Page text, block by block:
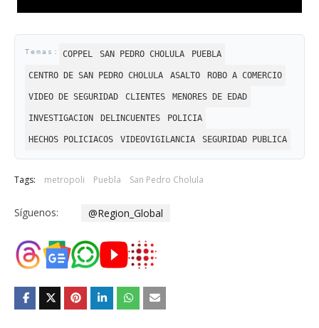
COPPEL SAN PEDRO CHOLULA PUEBLA
CENTRO DE SAN PEDRO CHOLULA ASALTO ROBO A COMERCIO
VIDEO DE SEGURIDAD CLIENTES MENORES DE EDAD
INVESTIGACION DELINCUENTES POLICIA
HECHOS POLICIACOS VIDEOVIGILANCIA SEGURIDAD PUBLICA
Tags: metropoli Puebla San Pedro Cholula
Síguenos: @Region_Global